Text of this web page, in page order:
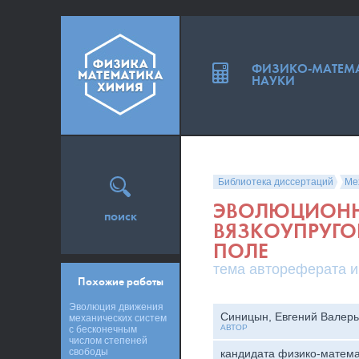
Библиотека диссертаций
ПОЛЕ
тема автореферата
Синицын, Евгений
АВТОР
кандидата физико-
поиск
Похожие работы
Эволюция движения
механических систем
с бесконечным
числом степеней
свободы
ФИЗИКО-
НАУКИ